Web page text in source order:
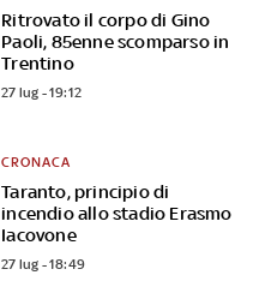
Ritrovato il corpo di Gino
Paoli, 85enne scomparso in
Trentino
27 lug - 19:12
Taranto, principio di
incendio allo stadio Erasmo
Iacovone
CRONACA
27 lug - 18:49